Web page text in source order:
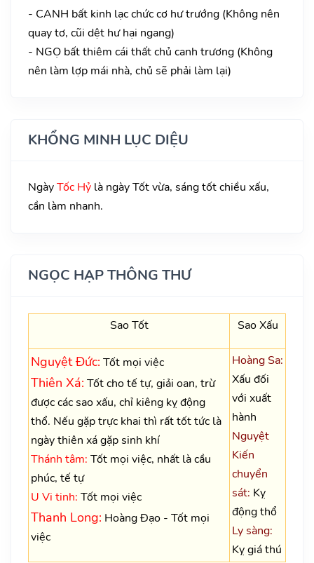
- CANH bất kinh lạc chức cơ hư trướng (Không nên
quay tơ, cũi dệt hư hại ngang)
- NGỌ bất thiêm cái thất chủ canh trương (Không
nên làm lợp mái nhà, chủ sẽ phải làm lại)
KHỔNG MINH LỤC DIỆU
NgàyTốc Hỷ là ngày Tốt vừa, sáng tốt chiều xấu,
cần làm nhanh.
NGỌC HẠP THÔNG THƯ
Sao Tốt Sao Xấu
Nguyệt Đức: Tốt mọi việc
Thiên Xá: Tốt cho tế tự, giải oan, trừ
được các sao xấu, chỉ kiêng kỵ động
thổ. Nếu gặp trực khai thì rất tốt tức là
ngày thiên xá gặp sinh khí
Thánh tâm: Tốt mọi việc, nhất là cầu
phúc, tế tự
U Vi tinh: Tốt mọi việc
Thanh Long: Hoàng Đạo - Tốt mọi
việc
Hoàng Sa:
Xấu đối
với xuất
hành
Nguyệt
Kiến
chuyển
sát: Kỵ
động thổ
Ly sàng:
Kỵ giá thú